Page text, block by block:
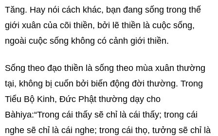
Tăng. Hay nói cách khác, bạn đang sống trong thế
giới xuân của cõi thiền, bởi lẽ thiền là cuộc sống,
ngoài cuộc sống không có cảnh giới thiền.
Sống theo đạo thiền là sống theo mùa xuân thường
tại, không bị cuốn bởi biến động đời thường. Trong
Tiểu Bộ Kinh, Đức Phật thường dạy cho
Bàhiya:“Trong cái thấy sẽ chỉ là cái thấy; trong cái
nghe sẽ chỉ là cái nghe; trong cái thọ, tưởng sẽ chỉ là